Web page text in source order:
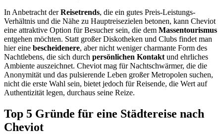
In Anbetracht derReisetrends, die ein gutes Preis-Leistungs-
Verhältnis und die Nähe zu Hauptreisezielen betonen, kann Cheviot
eine attraktive Option für Besucher sein, die dem Massentourismus
entgehen möchten. Statt großer Diskotheken und Clubs findet man
hier eine bescheidenere, aber nicht weniger charmante Form des
Nachtlebens, die sich durch persönlichen Kontakt und ehrliches
Ambiente auszeichnet. Cheviot mag für Nachtschwärmer, die die
Anonymität und das pulsierende Leben großer Metropolen suchen,
nicht die erste Wahl sein, bietet jedoch für Reisende, die Wert auf
Authentizität legen, durchaus seine Reize.
Top 5 Gründe für eine Städtereise nach
Cheviot